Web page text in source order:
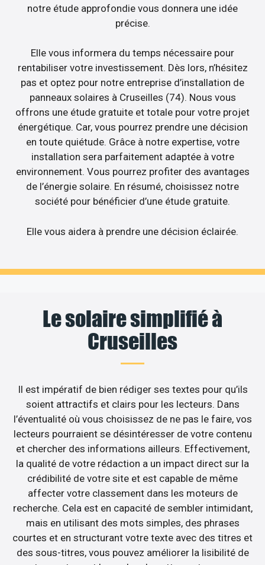
notre étude approfondie vous donnera une idée
précise.
Elle vous informera du temps nécessaire pour
rentabiliser votre investissement. Dès lors, n’hésitez
pas et optez pour notre entreprise d’installation de
panneaux solaires à Cruseilles (74). Nous vous
offrons une étude gratuite et totale pour votre projet
énergétique. Car, vous pourrez prendre une décision
en toute quiétude. Grâce à notre expertise, votre
installation sera parfaitement adaptée à votre
environnement. Vous pourrez profiter des avantages
de l’énergie solaire. En résumé, choisissez notre
société pour bénéficier d’une étude gratuite.
Elle vous aidera à prendre une décision éclairée.
Le solaire simplifié à
Cruseilles
Il est impératif de bien rédiger ses textes pour qu’ils
soient attractifs et clairs pour les lecteurs. Dans
l’éventualité où vous choisissez de ne pas le faire, vos
lecteurs pourraient se désintéresser de votre contenu
et chercher des informations ailleurs. Effectivement,
la qualité de votre rédaction a un impact direct sur la
crédibilité de votre site et est capable de même
affecter votre classement dans les moteurs de
recherche. Cela est en capacité de sembler intimidant,
mais en utilisant des mots simples, des phrases
courtes et en structurant votre texte avec des titres et
des sous-titres, vous pouvez améliorer la lisibilité de